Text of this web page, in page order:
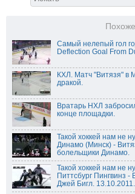
Самый нелепый гол
Deflection Goal From
КХЛ. Матч "Витязя" в
дракой.
Вратарь НХЛ
конце площадки.
Такой хоккей нам не
Динамо (Минск) -
болельщики Динамо.
Такой хоккей нам не
Питтсбург Пингвинз
Джей Бигл. 13.10.2011.